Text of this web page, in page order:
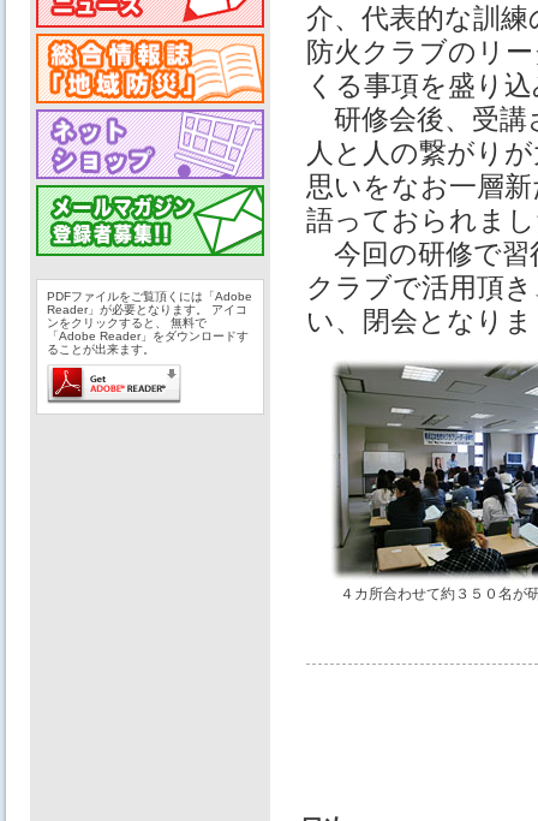
PDFファイルをご覧頂くには「Adobe
Reader」が必要となります。 アイコ
ンをクリックすると、 無料で
「Adobe Reader」をダウンロードす
ることが出来ます。
介、代表的な訓
防火クラブのリ
くる事項を盛り
研修会後、受講
人と人の繋がり
思いをなお一層
語っておられま
今回の研修で習
クラブで活用頂
い、閉会となり
４カ所合わせて約３５０名が